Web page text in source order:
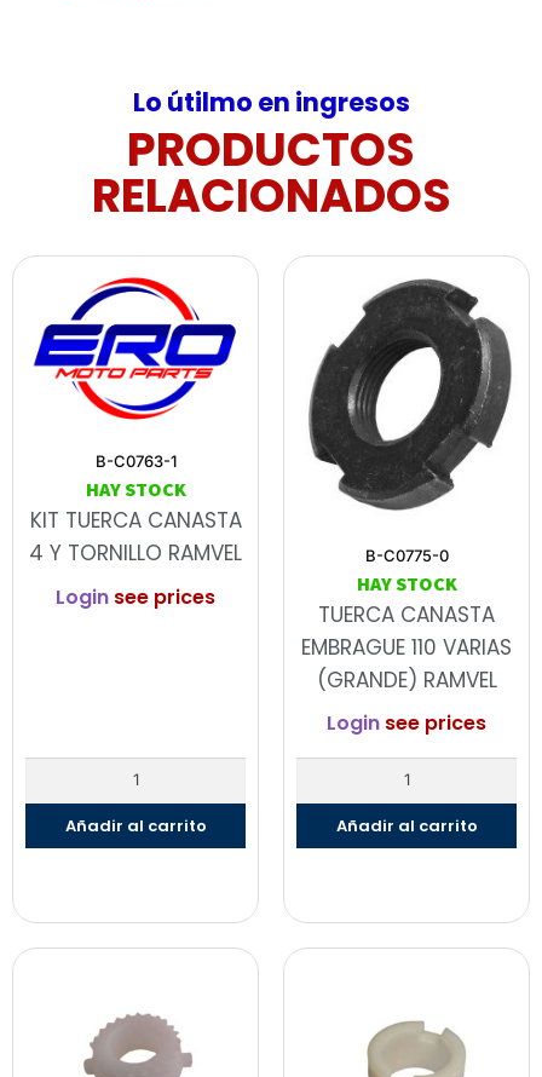
Lo útilmo en ingresos
PRODUCTOS
RELACIONADOS
B-C0763-1
HAY STOCK
KIT TUERCA CANASTA
4 Y TORNILLO RAMVEL
Login see prices
Añadir al carrito
B-C0775-0
HAY STOCK
TUERCA CANASTA
EMBRAGUE 110 VARIAS
(GRANDE) RAMVEL
Login see prices
Añadir al carrito